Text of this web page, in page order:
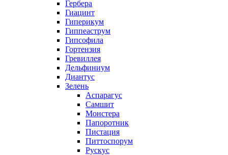
Гербера
Гиацинт
Гиперикум
Гиппеаструм
Гипсофила
Гортензия
Гревиллея
Дельфиниум
Диантус
Зелень
Аспарагус
Самшит
Монстера
Папоротник
Пистация
Питтоспорум
Рускус